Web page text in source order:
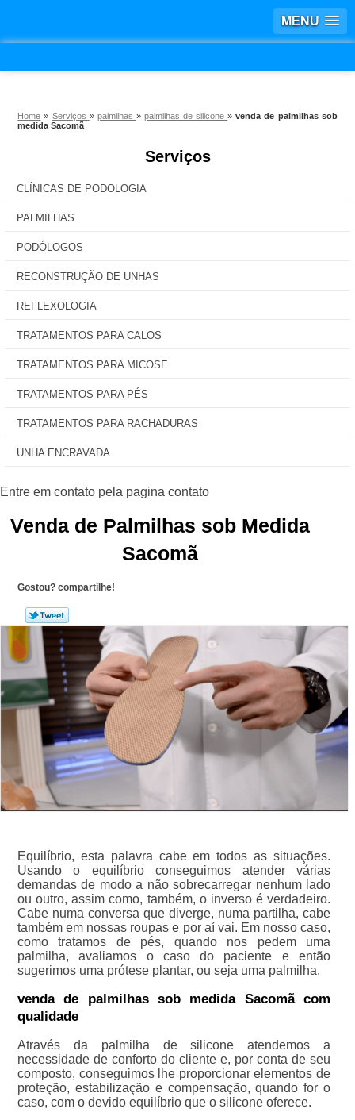
MENU
Home » Serviços » palmilhas » palmilhas de silicone»venda de palmilhas sob
medida Sacomã
Serviços
CLÍNICAS DE PODOLOGIA
PALMILHAS
PODÓLOGOS
RECONSTRUÇÃO DE UNHAS
REFLEXOLOGIA
TRATAMENTOS PARA CALOS
TRATAMENTOS PARA MICOSE
TRATAMENTOS PARA PÉS
TRATAMENTOS PARA RACHADURAS
UNHA ENCRAVADA
Venda de Palmilhas sob Medida
Sacomã
Gostou? compartilhe!
Equilíbrio, esta palavra cabe em todos as situações.
Usando o equilíbrio conseguimos atender várias
demandas de modo a não sobrecarregar nenhum lado
ou outro, assim como, também, o inverso é verdadeiro.
Cabe numa conversa que diverge, numa partilha, cabe
também em nossas roupas e por aí vai. Em nosso caso,
como tratamos de pés, quando nos pedem uma
palmilha, avaliamos o caso do paciente e então
sugerimos uma prótese plantar, ou seja uma palmilha.
venda de palmilhas sob medida Sacomã com
qualidade
Através da palmilha de silicone atendemos a
necessidade de conforto do cliente e, por conta de seu
composto, conseguimos lhe proporcionar elementos de
proteção, estabilização e compensação, quando for o
caso, com o devido equilíbrio que o silicone oferece.